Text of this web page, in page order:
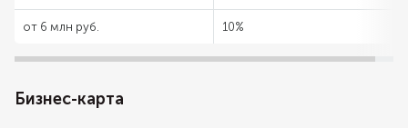
от 6 млн руб. 10%
Бизнес-карта